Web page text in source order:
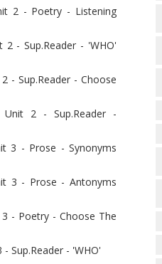
2 - Poetry - Listening
- Sup.Reader - 'WHO'
- Sup.Reader - Choose
2 - Sup.Reader -
3 - Prose - Synonyms
3 - Prose - Antonyms
- Poetry - Choose The
Sup.Reader - 'WHO'